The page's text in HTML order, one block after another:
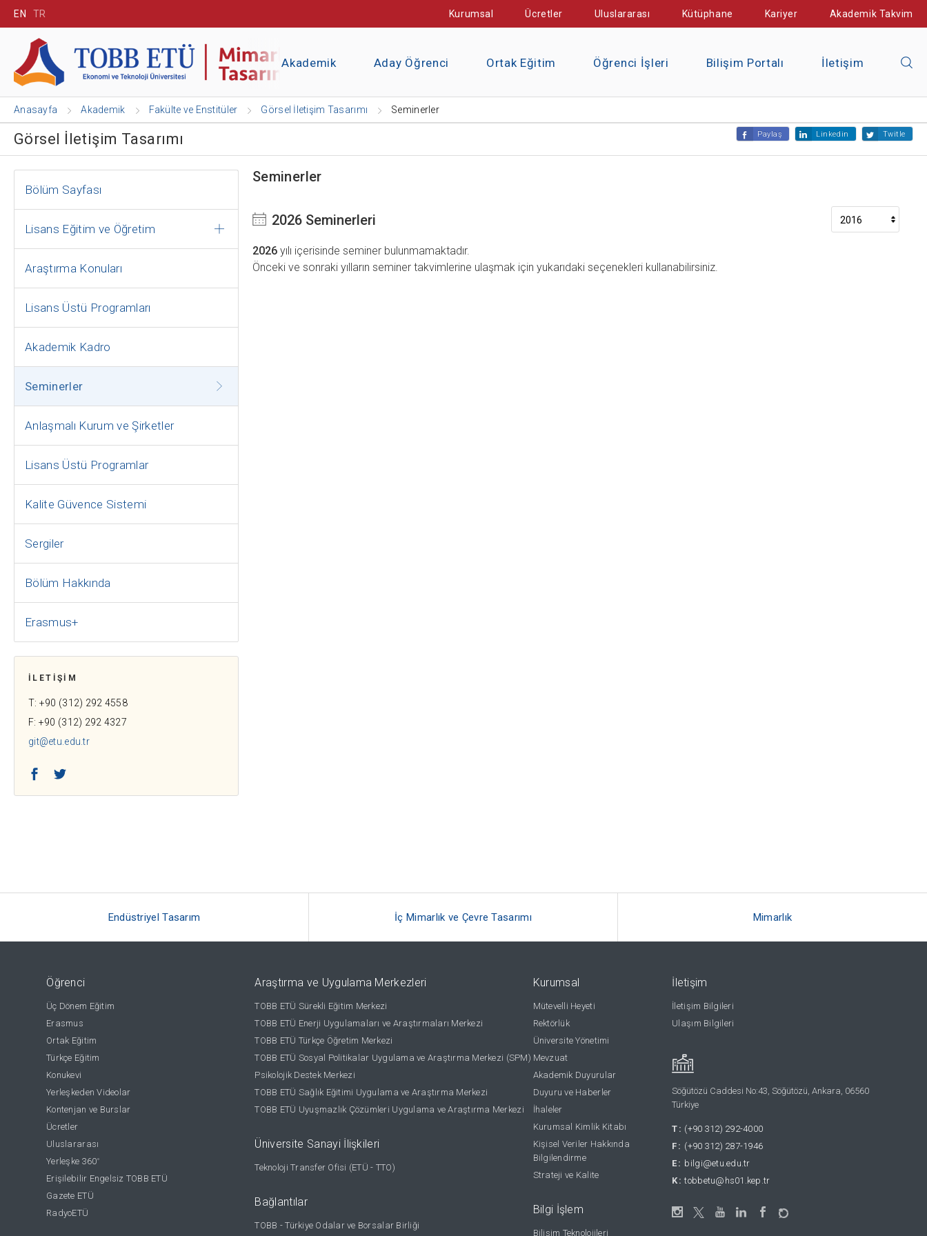
EN TR Kurumsal Ücretler Uluslararası Kütüphane Kariyer Akademik Takvim
Akademik Aday Öğrenci Ortak Eğitim Öğrenci İşleri Bilişim Portalı İletişim
Anasayfa Akademik Fakülte ve Enstitüler Görsel İletişim Tasarımı Seminerler
Görsel İletişim Tasarımı Paylaş Linkedin Twitle
Bölüm Sayfası
Lisans Eğitim ve Öğretim
Araştırma Konuları
Lisans Üstü Programları
Akademik Kadro
Seminerler
Anlaşmalı Kurum ve Şirketler
Lisans Üstü Programlar
Kalite Güvence Sistemi
Sergiler
Bölüm Hakkında
Erasmus+
İLETİŞİM
T: +90 (312) 292 4558
F: +90 (312) 292 4327
git@etu.edu.tr
Facebook
Twitter
Seminerler
2026 Seminerleri
2026yılı içerisinde seminer bulunmamaktadır.
Önceki ve sonraki yılların seminer takvimlerine ulaşmak için yukarıdaki seçenekleri kullanabilirsiniz.
Endüstriyel Tasarım İç Mimarlık ve Çevre Tasarımı Mimarlık
Öğrenci
Üç Dönem Eğitim
Erasmus
Ortak Eğitim
Türkçe Eğitim
Konukevi
Yerleşkeden Videolar
Kontenjan ve Burslar
Ücretler
Uluslararası
Yerleşke 360°
Erişilebilir Engelsiz TOBB ETÜ
Gazete ETÜ
RadyoETÜ
Araştırma ve Uygulama Merkezleri
TOBB ETÜ Sürekli Eğitim Merkezi
TOBB ETÜ Enerji Uygulamaları ve Araştırmaları Merkezi
TOBB ETÜ Türkçe Öğretim Merkezi
TOBB ETÜ Sosyal Politikalar Uygulama ve Araştırma Merkezi (SPM)
Psikolojik Destek Merkezi
TOBB ETÜ Sağlık Eğitimi Uygulama ve Araştırma Merkezi
TOBB ETÜ Uyuşmazlık Çözümleri Uygulama ve Araştırma Merkezi
Üniversite Sanayi İlişkileri
Teknoloji Transfer Ofisi (ETÜ - TTO)
Bağlantılar
TOBB - Türkiye Odalar ve Borsalar Birliği
Kurumsal
Mütevelli Heyeti
Rektörlük
Üniversite Yönetimi
Mevzuat
Akademik Duyurular
Duyuru ve Haberler
İhaleler
Kurumsal Kimlik Kitabı
Kişisel Veriler Hakkında
Bilgilendirme
Strateji ve Kalite
Bilgi İşlem
Bilişim Teknolojileri
İletişim
İletişim Bilgileri
Ulaşım Bilgileri
Söğütözü Caddesi No:43, Söğütözü, Ankara, 06560
Türkiye
T: (+90 312) 292-4000
F: (+90 312) 287-1946
E: bilgi@etu.edu.tr
K: tobbetu@hs01.kep.tr